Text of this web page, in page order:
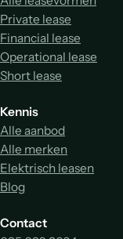
Private lease
Financial lease
Operational lease
Short lease
Kennis
Alle aanbod
Alle merken
Elektrisch leasen
Blog
Contact